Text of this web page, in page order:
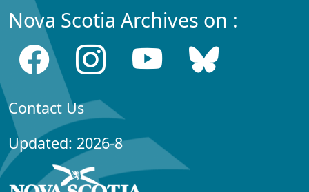
Nova Scotia Archives on :
Contact Us
Updated: 2026-8